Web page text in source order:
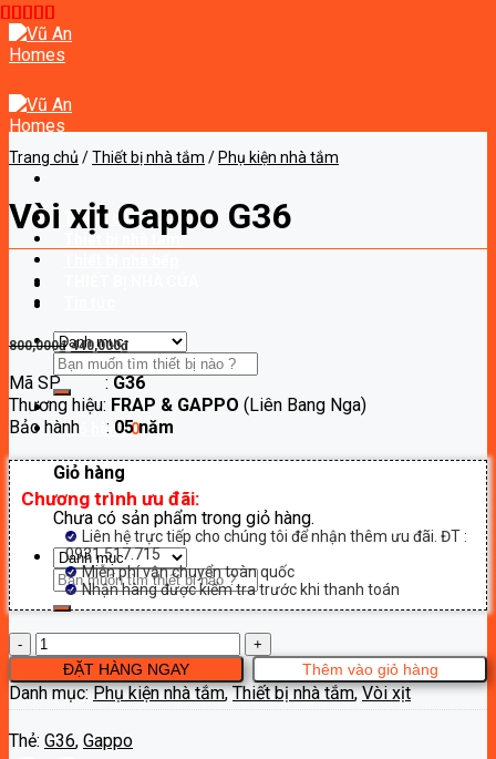
Skip
to
content
Trang chủ
Thiết bị nhà tắm
Tìm
kiếm:
Giỏ hàng0
Giỏ hàng
Chưa có sản phẩm trong giỏ hàng.
Tìm
kiếm:
Trang chủ /Thiết bị nhà tắm / Phụ kiện nhà tắm
Vòi xịt Gappo G36
800,000₫ Giá
gốc
là:
800,000₫.
440,000₫Giá
hiện
tại
là:
440,000₫.
Mã SP :G36
Thương hiệu: FRAP & GAPPO (Liên Bang Nga)
Bảo hành : 05 năm
Chương trình ưu đãi:
Liên hệ trực tiếp cho chúng tôi để nhận thêm ưu đãi. ĐT :
0931.517.715
Miễn phí vận chuyển toàn quốc
Nhận hàng được kiểm tra trước khi thanh toán
Vòi
xịt
Gappo
G36
lượng
Thêm vào giỏ hàng
ĐẶT HÀNG NGAY
Danh mục:Phụ kiện nhà tắm,Thiết bị nhà tắm,Vòi xịt
Thẻ: G36, Gappo